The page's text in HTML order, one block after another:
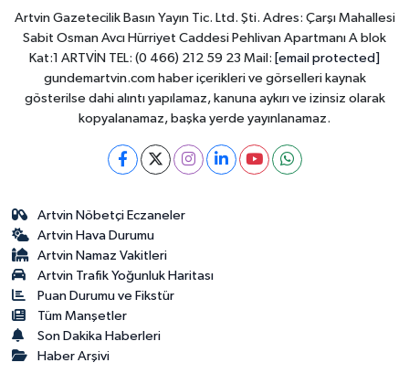
Artvin Gazetecilik Basın Yayın Tic. Ltd. Şti. Adres: Çarşı Mahallesi
Sabit Osman Avcı Hürriyet Caddesi Pehlivan Apartmanı A blok
Kat:1 ARTVİN TEL: (0 466) 212 59 23 Mail: [email protected]
gundemartvin.com haber içerikleri ve görselleri kaynak
gösterilse dahi alıntı yapılamaz, kanuna aykırı ve izinsiz olarak
kopyalanamaz, başka yerde yayınlanamaz.
Artvin Nöbetçi Eczaneler
Artvin Hava Durumu
Artvin Namaz Vakitleri
Artvin Trafik Yoğunluk Haritası
Puan Durumu ve Fikstür
Tüm Manşetler
Son Dakika Haberleri
Haber Arşivi